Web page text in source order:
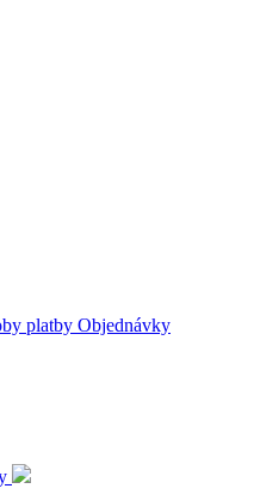
platby Objednávky